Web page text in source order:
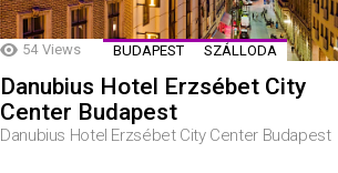
54 Views BUDAPEST SZÁLLODA
Danubius Hotel Erzsébet City
Center Budapest
Danubius Hotel Erzsébet City Center Budapest